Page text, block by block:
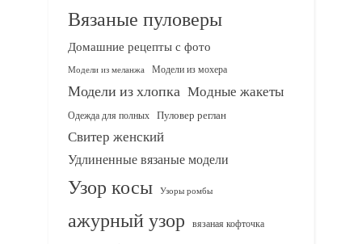
Вязаные пуловеры
Домашние рецепты с фото
Модели из меланжа Модели из мохера
Модели из хлопка Модные жакеты
Одежда для полных Пуловер реглан
Свитер женский
Удлиненные вязаные модели
Узор косы Узоры ромбы
ажурный узор вязаная кофточка